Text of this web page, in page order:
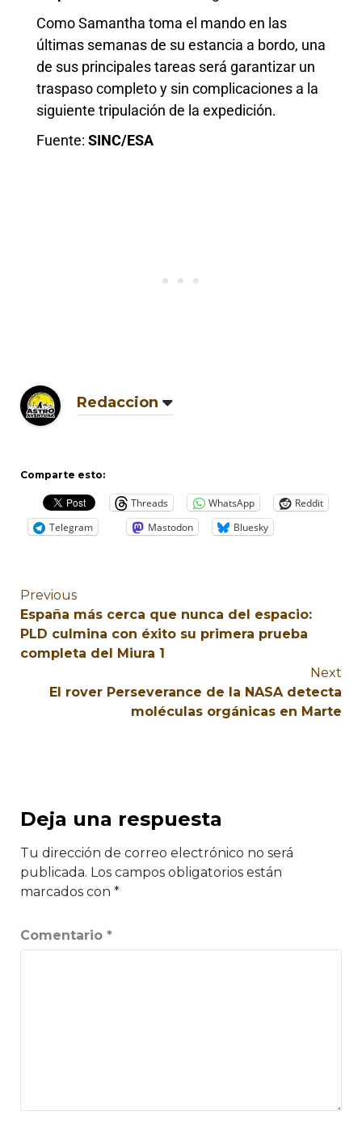
Como Samantha toma el mando en las
últimas semanas de su estancia a bordo, una
de sus principales tareas será garantizar un
traspaso completo y sin complicaciones a la
siguiente tripulación de la expedición.
Fuente: SINC/ESA
Redaccion
Comparte esto:
Threads WhatsApp
Reddit
Telegram
Mastodon Bluesky
Previous
España más cerca que nunca del espacio:
PLD culmina con éxito su primera prueba
completa del Miura 1
Next
El rover Perseverance de la NASA detecta
moléculas orgánicas en Marte
Deja una respuesta
Tu dirección de correo electrónico no será
publicada. Los campos obligatorios están
marcados con *
Comentario *